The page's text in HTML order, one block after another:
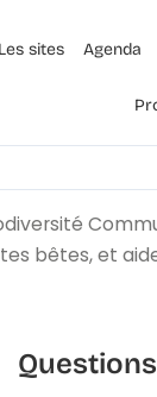
Les sites Agenda
bêtes, et